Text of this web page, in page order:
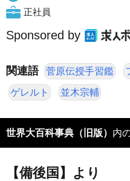
正社員
Sponsored by
関連語 菅原伝授手習鑑
ゲレルト 並木宗輔
世界大百科事典（旧版） 内
【備後国】より